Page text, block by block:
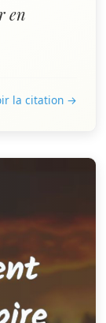
en
la citation →